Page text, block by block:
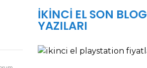
İKINCI EL SON BLOG
YAZILARI